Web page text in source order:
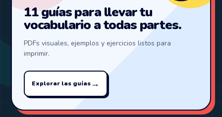
11 guías para llevar tu
vocabulario a todas partes.
PDFs visuales, ejemplos y ejercicios listos para
imprimir.
Explorar las guías→